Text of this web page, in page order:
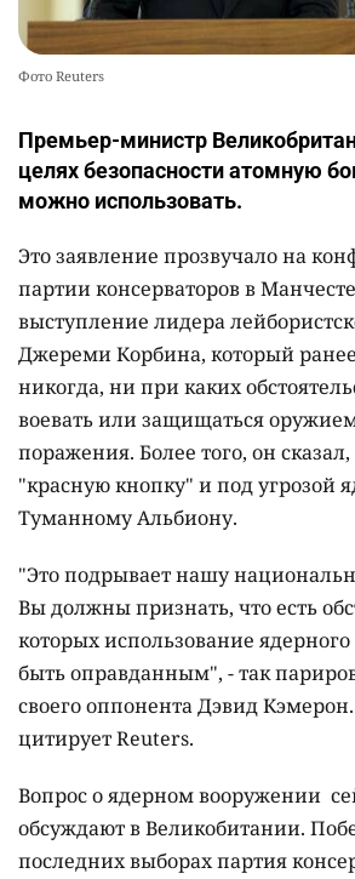
Фото Reuters
Премьер-министр
целях безопасности атомную
можно использовать.
Это заявление прозвучало на
партии консерваторов в
выступление лидера
Джереми Корбина, который
никогда, ни при каких
воевать или защищаться
поражения. Более того, он
"красную кнопку" и под угрозой
Туманному Альбиону.
"Это подрывает нашу
Вы должны признать, что есть
которых использование
быть оправданным", - так
своего оппонента Дэвид Кэмерон.
цитирует Reuters.
Вопрос о ядерном вооружении
обсуждают в Великобитании.
последних выборах партия